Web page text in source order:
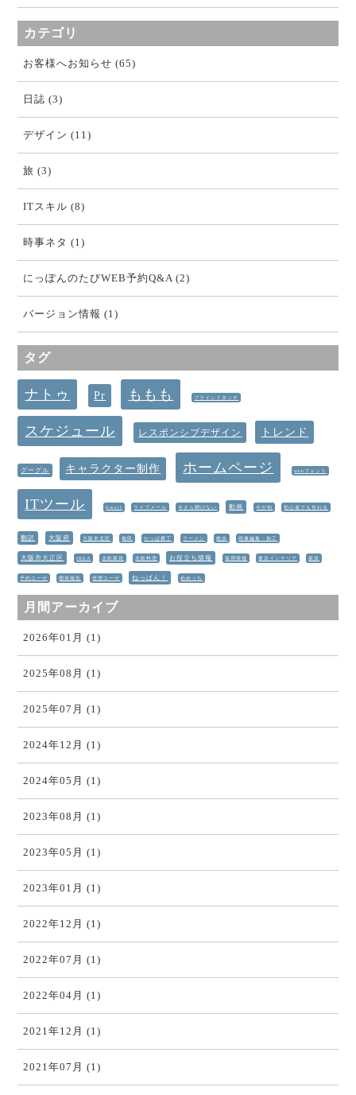
カテゴリ
お客様へお知らせ (65)
日誌 (3)
デザイン (11)
旅 (3)
ITスキル (8)
時事ネタ (1)
にっぽんのたびWEB予約Q&A (2)
バージョン情報 (1)
タグ
ナトゥ Pr ももも ブラインドタッチ
スケジュール レスポンシブデザイン トレンド
グーグル キャラクター制作 ホームページ webフォント
ITツール Email ライブメール 今さら聞けない 動画 今が旬 初心者でも作れる
翻訳 大阪府 大阪市北区 梅田 かっぱ横丁 ラーメン 散歩 画像編集・加工
大阪市大正区 IKEA 北欧家具 北欧料理 お役立ち情報 採用情報 東京インテリア 家具
予約ユーザ 開発報告 管理ユーザ ねっぱん！ めめっち
月間アーカイブ
2026年01月 (1)
2025年08月 (1)
2025年07月 (1)
2024年12月 (1)
2024年05月 (1)
2023年08月 (1)
2023年05月 (1)
2023年01月 (1)
2022年12月 (1)
2022年07月 (1)
2022年04月 (1)
2021年12月 (1)
2021年07月 (1)